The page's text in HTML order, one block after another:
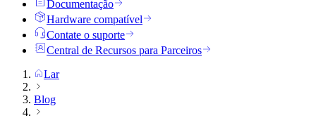
Documentação
Hardware compatível
Contate o suporte
Central de Recursos para Parceiros
Lar
Blog